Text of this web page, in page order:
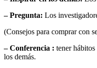
– Pregunta: Los
(Consejos para comprar con
– Conferencia : tener
los demás.